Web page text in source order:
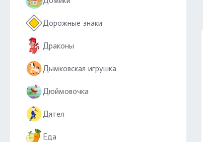
Дорожные знаки
Драконы
Дымковская игрушка
Дюймовочка
Дятел
Еда